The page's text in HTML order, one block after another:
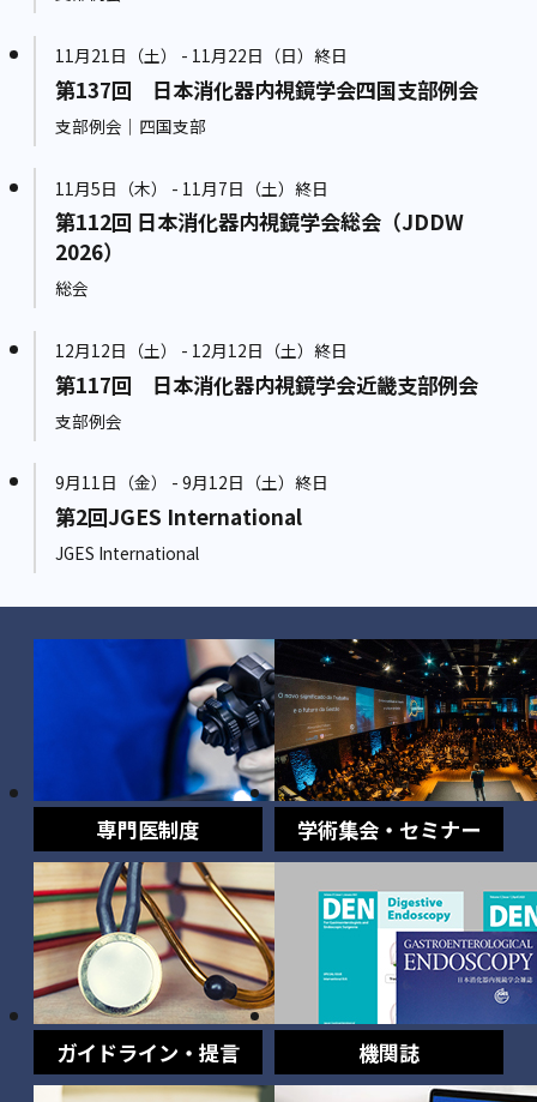
11月21日（土） - 11月22日（日）終日
第137回 日本消化器内視鏡学会四国支部例会
支部例会｜四国支部
11月5日（木） - 11月7日（土）終日
第112回 日本消化器内視鏡学会総会（JDDW
2026）
総会
12月12日（土） - 12月12日（土）終日
第117回 日本消化器内視鏡学会近畿支部例会
支部例会
9月11日（金） - 9月12日（土）終日
第2回JGES International
JGES International
専門医制度 学術集会・セミナー
ガイドライン・提言 機関誌